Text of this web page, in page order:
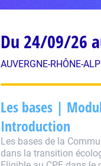
Du 24/09/26
AUVERGNE-RHÔNE-
Les bases |
Introduction
Les bases de la
dans la transition